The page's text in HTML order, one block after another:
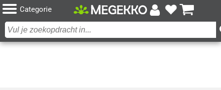
Categorie